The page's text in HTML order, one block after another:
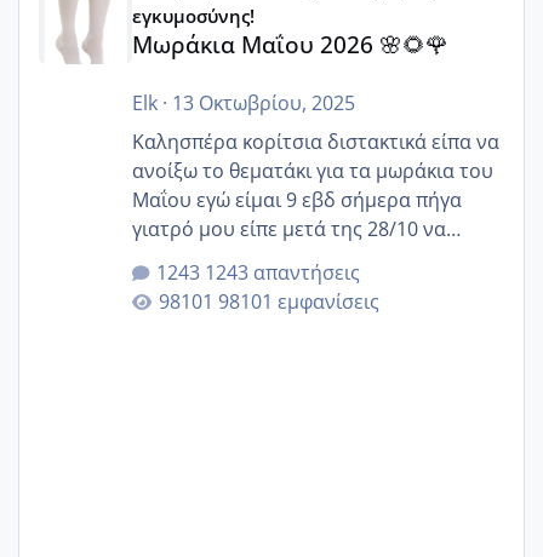
εγκυμοσύνης!
Μωράκια Μαΐου 2026 🌸🌻🌹
Elk· 13 Οκτωβρίου, 2025
Καλησπέρα κορίτσια διστακτικά είπα να
ανοίξω το θεματάκι για τα μωράκια του
Μαΐου εγώ είμαι 9 εβδ σήμερα πήγα
γιατρό μου είπε μετά της 28/10 να
κλείσω ραντεβού για την αυχενική είναι
καμιά άλλη κοπέλα να γεννάει Μάιο ;;
1243 απαντήσεις
98101 εμφανίσεις